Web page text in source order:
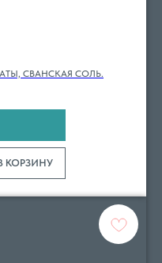
СВАНСКАЯ СОЛЬ.
КОРЗИНУ